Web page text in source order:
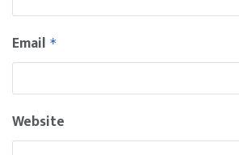
Email *
Website